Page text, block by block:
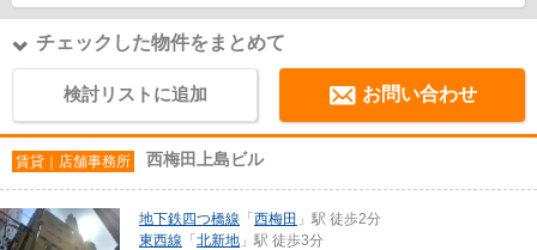
チェックした物件をまとめて
検討リストに追加 お問い合わせ
賃貸｜店舗事務所 西梅田上島ビル
地下鉄四つ橋線 「 西梅田 」駅 徒歩2分
東西線 「 北新地 」駅 徒歩3分